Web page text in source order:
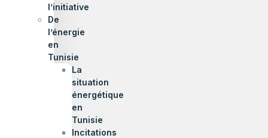
l’initiative
De
l’énergie
en
Tunisie
La
situation
énergétique
en
Tunisie
Incitations